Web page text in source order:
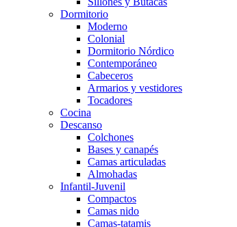
Dormitorio
Moderno
Colonial
Dormitorio Nórdico
Contemporáneo
Cabeceros
Armarios y vestidores
Tocadores
Cocina
Descanso
Colchones
Bases y canapés
Camas articuladas
Almohadas
Infantil-Juvenil
Compactos
Camas nido
Camas-tatamis